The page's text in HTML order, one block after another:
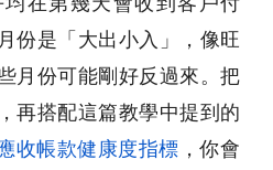
份是「大出小入」，像旺
月份可能剛好反過來。把
再搭配這篇教學中提到的
收帳款健康度指標 ，你會